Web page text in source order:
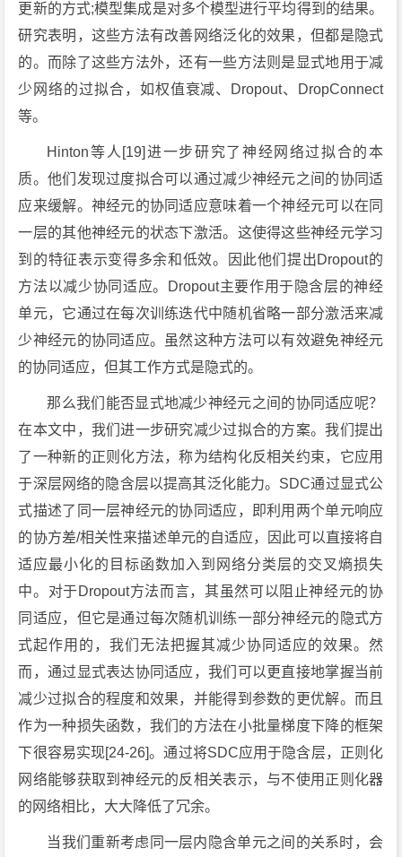
更新的方式;模型集成是对多个模型进行平均得到的结果。
研究表明，这些方法有改善网络泛化的效果，但都是隐式
的。而除了这些方法外，还有一些方法则是显式地用于减
少网络的过拟合，如权值衰减、Dropout、DropConnect
等。
Hinton等人[19]进一步研究了神经网络过拟合的本
质。他们发现过度拟合可以通过减少神经元之间的协同适
应来缓解。神经元的协同适应意味着一个神经元可以在同
一层的其他神经元的状态下激活。这使得这些神经元学习
到的特征表示变得多余和低效。因此他们提出Dropout的
方法以减少协同适应。Dropout主要作用于隐含层的神经
单元，它通过在每次训练迭代中随机省略一部分激活来减
少神经元的协同适应。虽然这种方法可以有效避免神经元
的协同适应，但其工作方式是隐式的。
那么我们能否显式地减少神经元之间的协同适应呢？
在本文中，我们进一步研究减少过拟合的方案。我们提出
了一种新的正则化方法，称为结构化反相关约束，它应用
于深层网络的隐含层以提高其泛化能力。SDC通过显式公
式描述了同一层神经元的协同适应，即利用两个单元响应
的协方差/相关性来描述单元的自适应，因此可以直接将自
适应最小化的目标函数加入到网络分类层的交叉熵损失
中。对于Dropout方法而言，其虽然可以阻止神经元的协
同适应，但它是通过每次随机训练一部分神经元的隐式方
式起作用的，我们无法把握其减少协同适应的效果。然
而，通过显式表达协同适应，我们可以更直接地掌握当前
减少过拟合的程度和效果，并能得到参数的更优解。而且
作为一种损失函数，我们的方法在小批量梯度下降的框架
下很容易实现[24-26]。通过将SDC应用于隐含层，正则化
网络能够获取到神经元的反相关表示，与不使用正则化器
的网络相比，大大降低了冗余。
当我们重新考虑同一层内隐含单元之间的关系时，会